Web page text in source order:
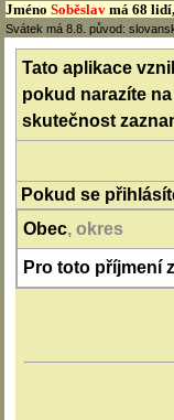
Jméno Soběslav má 68
Svátek má 8.8. původ:
Tato aplikace
pokud narazíte
skutečnost
Pokud se
Obec, okres
Pro toto příjmení